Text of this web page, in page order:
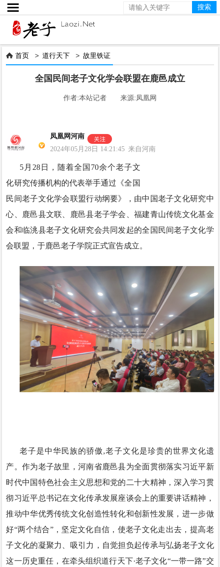

 首页 >道行天下 >故里铁证
全国民间老子文化学会联盟在鹿邑成立
作者:本站记者 来源:凤凰网
凤凰网河南
2024年05月28日 14:21:45 来自河南
5月28日，随着全国70余个老子文
化研究传播机构的代表举手通过《全国
民间老子文化学会联盟行动纲要》，由中国老子文化研究中
心、鹿邑县文联、鹿邑县老子学会、福建青山传统文化基金
会和临洮县老子文化研究会共同发起的全国民间老子文化学
会联盟，于鹿邑老子学院正式宣告成立。
老子是中华民族的骄傲,老子文化是珍贵的世界文化遗
产。作为老子故里，河南省鹿邑县为全面贯彻落实习近平新
时代中国特色社会主义思想和党的二十大精神，深入学习贯
彻习近平总书记在文化传承发展座谈会上的重要讲话精神，
推动中华优秀传统文化创造性转化和创新性发展，进一步做
好“两个结合”，坚定文化自信，使老子文化走出去，提高老
子文化的凝聚力、吸引力，自觉担负起传承与弘扬老子文化
这一历史重任，在牵头组织道行天下·老子文化“一带一路”交